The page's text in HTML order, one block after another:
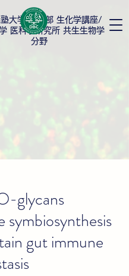
塾大学薬学部 生化学講座/
医科学研究所 共生生物学
分野
glycans
symbiosynthesis
gut immune